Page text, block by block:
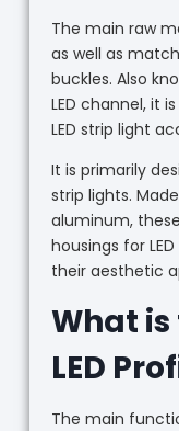
The main raw
as well as
buckles. Also
LED channel, it
LED strip light
It is primarily
strip lights.
aluminum,
housings for
their aesthetic
What
LED
The main